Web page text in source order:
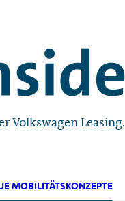
Volkswagen Leasing.
MOBILITÄTSKONZEPTE